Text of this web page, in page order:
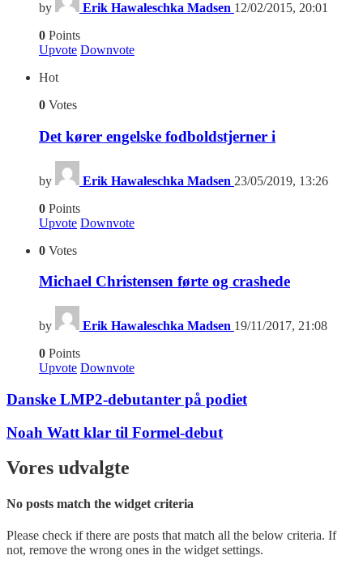
by Erik Hawaleschka Madsen 12/02/2015, 20:01
0 Points
Upvote Downvote
Hot
0 Votes
Det kører engelske fodboldstjerner i
by Erik Hawaleschka Madsen 23/05/2019, 13:26
0 Points
Upvote Downvote
0 Votes
Michael Christensen førte og crashede
by Erik Hawaleschka Madsen 19/11/2017, 21:08
0 Points
Upvote Downvote
Danske LMP2-debutanter på podiet
Noah Watt klar til Formel-debut
Vores udvalgte
No posts match the widget criteria
Please check if there are posts that match all the below criteria. If
not, remove the wrong ones in the widget settings.